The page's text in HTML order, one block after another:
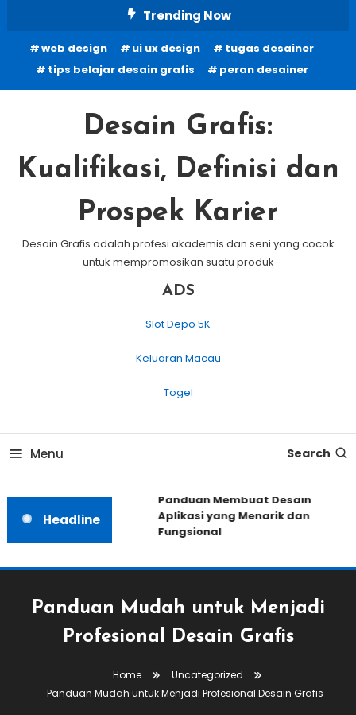
Content
Trending Now
web design ui ux design
tugas desainer
tips belajar desain grafis
peran desainer
Desain Grafis:
Kualifikasi, Definisi dan
Prospek Karier
Desain Grafis adalah profesi akademis dan seni yang cocok
untuk mempromosikan suatu produk
ADS
Slot Depo 5K
Keluaran Macau
Togel
Menu Search
Headline
Panduan Membuat Desain
Aplikasi yang Menarik dan
Fungsional
Panduan Mudah untuk Menjadi
Profesional Desain Grafis
Home
Uncategorized
Panduan Mudah untuk Menjadi Profesional Desain Grafis